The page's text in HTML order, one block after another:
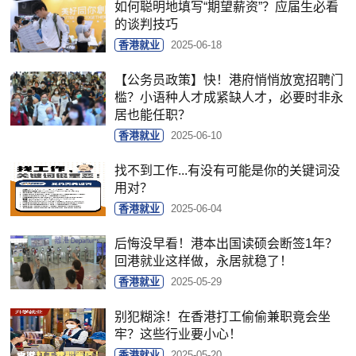
如何聪明地填写“期望薪资”？应届生必看
的谈判技巧
香港就业 2025-06-18
【公务员政策】快！港府悄悄放宽招聘门
槛？小语种人才成紧缺人才，必要时非永
居也能任职？
香港就业 2025-06-10
找不到工作...有没有可能是你的关键词没
用对？
香港就业 2025-06-04
后悔没早看！港本出国读硕会断签1年？
回港就业这样做，永居就稳了！
香港就业 2025-05-29
别犯糊涂！在香港打工偷偷兼职竟会坐
牢？这些行业要小心！